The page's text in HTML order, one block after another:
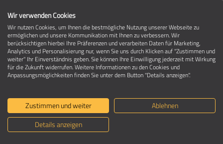
Umzug in 88427 Bad Schussenried
Ein Umzug ist Vertrauenssache
Deutschland>Baden-Württemberg>Biberach,
Landkreis>Bad Schussenried
Wir verwenden Cookies
Wir nutzen Cookies, um Ihnen die bestmögliche Nutzung unserer Webseite zu
ermöglichen und unsere Kommunikation mit Ihnen zu verbessern. Wir
berücksichtigen hierbei Ihre Präferenzen und verarbeiten Daten für Marketing,
Analytics und Personalisierung nur, wenn Sie uns durch Klicken auf "Zustimmen und
weiter" Ihr Einverständnis geben. Sie können Ihre Einwilligung jederzeit mit Wirkung
für die Zukunft widerrufen. Weitere Informationen zu den Cookies und
Anpassungsmöglichkeiten finden Sie unter dem Button "Details anzeigen".
Zustimmen und weiter
Ablehnen
Details anzeigen